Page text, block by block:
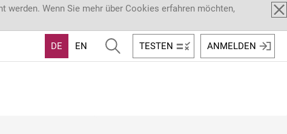
Wenn Sie mehr über Cookies erfahren möchten,
DE EN TESTEN ANMELDEN